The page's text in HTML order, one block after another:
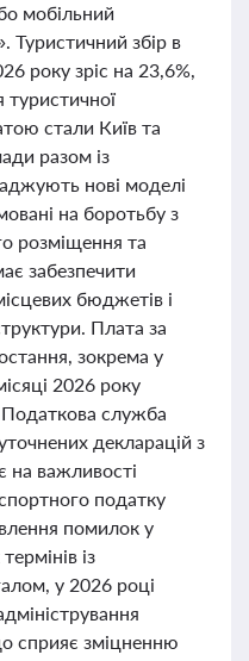
мобільний
Туристичний збір в
року зріс на 23,6%,
туристичної
стали Київ та
разом із
нові моделі
на боротьбу з
розміщення та
забезпечити
бюджетів і
Плата за
зокрема у
2026 року
служба
декларацій з
на важливості
податку
помилок у
із
у 2026 році
сприяє зміцненню